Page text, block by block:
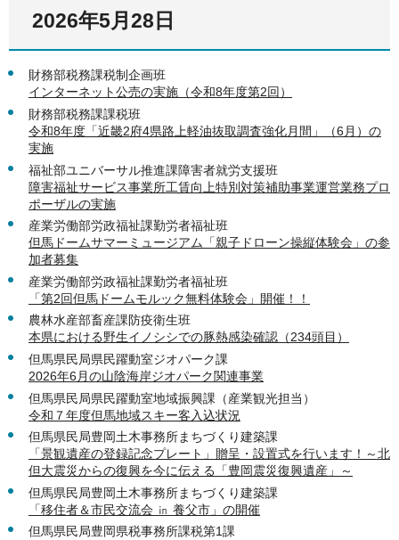
2026年5月28日
財務部税務課税制企画班
インターネット公売の実施（令和8年度第2回）
財務部税務課課税班
令和8年度「近畿2府4県路上軽油抜取調査強化月間」（6月）の
実施
福祉部ユニバーサル推進課障害者就労支援班
障害福祉サービス事業所工賃向上特別対策補助事業運営業務プロ
ポーザルの実施
産業労働部労政福祉課勤労者福祉班
但馬ドームサマーミュージアム「親子ドローン操縦体験会」の参
加者募集
産業労働部労政福祉課勤労者福祉班
「第2回但馬ドームモルック無料体験会」開催！！
農林水産部畜産課防疫衛生班
本県における野生イノシシでの豚熱感染確認（234頭目）
但馬県民局県民躍動室ジオパーク課
2026年6月の山陰海岸ジオパーク関連事業
但馬県民局県民躍動室地域振興課（産業観光担当）
令和７年度但馬地域スキー客入込状況
但馬県民局豊岡土木事務所まちづくり建築課
「景観遺産の登録記念プレート」贈呈・設置式を行います！～北
但大震災からの復興を今に伝える「豊岡震災復興遺産」～
但馬県民局豊岡土木事務所まちづくり建築課
「移住者＆市民交流会 ㏌ 養父市」の開催
但馬県民局豊岡県税事務所課税第1課